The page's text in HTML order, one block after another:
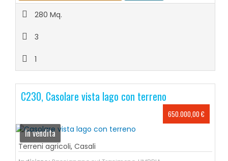
280 Mq.
3
1
C230, Casolare vista lago con terreno
650.000,00 €
In vendita
Terreni agricoli, Casali